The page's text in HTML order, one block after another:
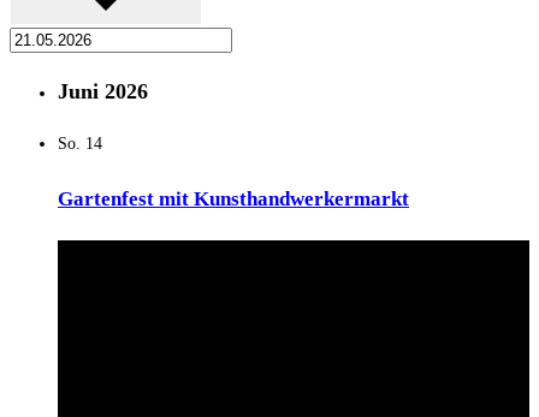
Juni 2026
So. 14
Gartenfest mit Kunsthandwerkermarkt